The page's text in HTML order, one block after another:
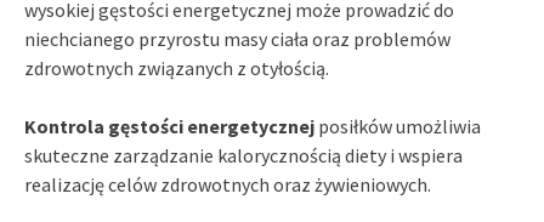
wysokiej gęstości energetycznej może prowadzić do
niechcianego przyrostu masy ciała oraz problemów
zdrowotnych związanych z otyłością.
Kontrola gęstości energetycznej posiłków umożliwia
skuteczne zarządzanie kalorycznością diety i wspiera
realizację celów zdrowotnych oraz żywieniowych.